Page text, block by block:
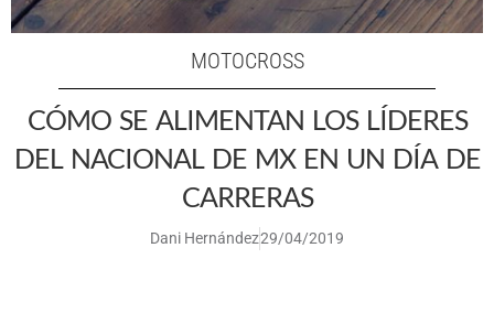
MOTOCROSS
CÓMO SE ALIMENTAN LOS LÍDERES
DEL NACIONAL DE MX EN UN DÍA DE
CARRERAS
Dani Hernández29/04/2019